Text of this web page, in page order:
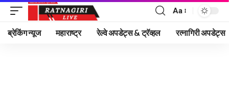
Font
Resizer
Aa
ब्रेकिंग न्यूज महाराष्ट्र रेल्वे अपडेट्स & ट्रॅव्हल रत्नागिरी अपडेट्स